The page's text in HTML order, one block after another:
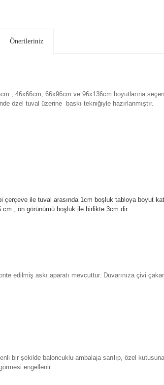
Önerileriniz
, 46x66cm, 66x96cm ve 96x136cm boyutlarına
özel tuval üzerine
baskı tekniğiyle hazırlanmıştır.
çerçeve ile tuval arasında 1cm boşluk tabloya boyut
cm , ön görünümü boşluk ile birlikte 3cm dir.
edilmiş askı aparatı mevcuttur. Duvarınıza çivi
bir şekilde baloncuklu ambalaja sarılıp, özel
engellenir.